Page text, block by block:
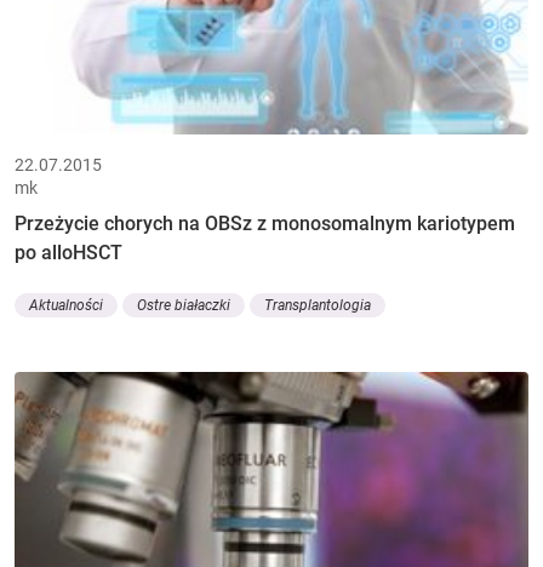
22.07.2015
mk
Przeżycie chorych na OBSz z monosomalnym kariotypem
po alloHSCT
Aktualności Ostre białaczki Transplantologia